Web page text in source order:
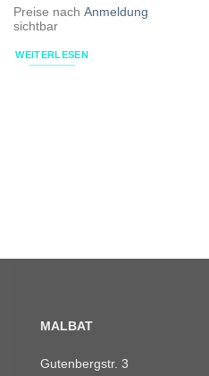
Preise nach Anmeldung
sichtbar
WEITERLESEN
MALBAT
Gutenbergstr. 3